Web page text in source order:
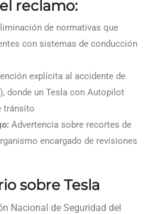
reclamo:
de normativas que
con sistemas de conducción
explícita al accidente de
donde un Tesla con Autopilot
tránsito
Advertencia sobre recortes de
encargado de revisiones
sobre Tesla
Nacional de Seguridad del